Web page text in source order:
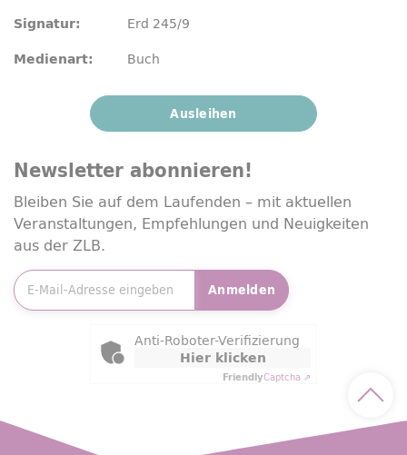
Signatur: Erd 245/9
Medienart: Buch
Ausleihen
Newsletter abonnieren!
Bleiben Sie auf dem Laufenden – mit aktuellen
Veranstaltungen, Empfehlungen und Neuigkeiten
aus der ZLB.
Anmelden
Friendly Captcha
Anti-Roboter-Verifizierung
Hier klicken
FriendlyCaptcha ⇗